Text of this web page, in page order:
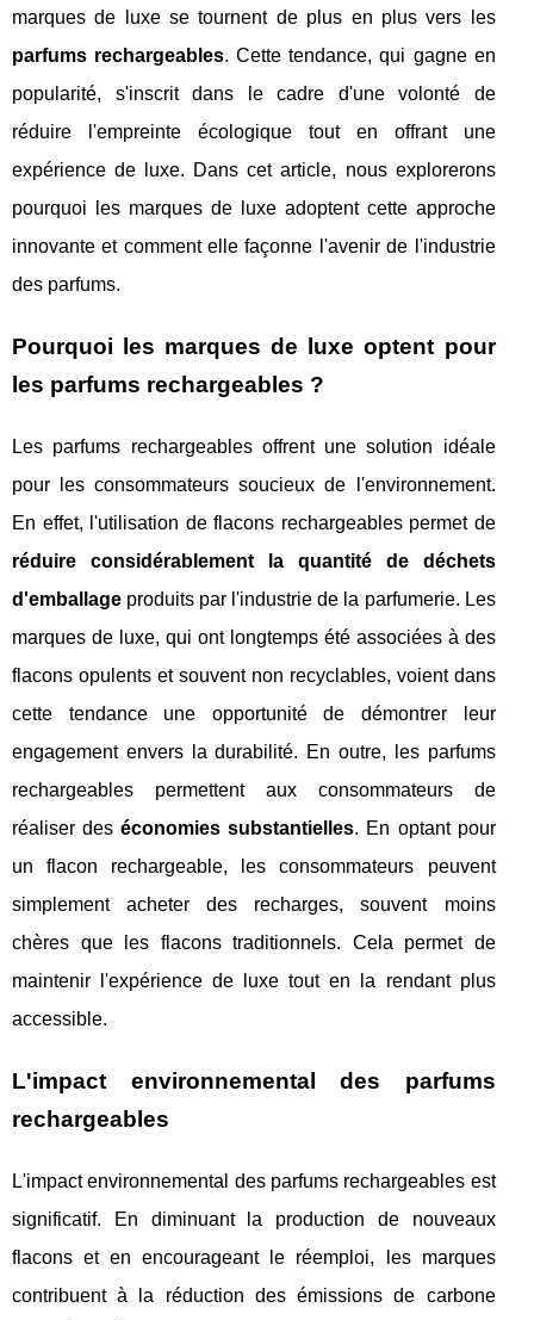
marques de luxe se tournent de plus en plus vers les
parfums rechargeables. Cette tendance, qui gagne en
popularité, s'inscrit dans le cadre d'une volonté de
réduire l'empreinte écologique tout en offrant une
expérience de luxe. Dans cet article, nous explorerons
pourquoi les marques de luxe adoptent cette approche
innovante et comment elle façonne l'avenir de l'industrie
des parfums.
Pourquoi les marques de luxe optent pour
les parfums rechargeables ?
Les parfums rechargeables offrent une solution idéale
pour les consommateurs soucieux de l'environnement.
En effet, l'utilisation de flacons rechargeables permet de
réduire considérablement la quantité de déchets
d'emballage produits par l'industrie de la parfumerie. Les
marques de luxe, qui ont longtemps été associées à des
flacons opulents et souvent non recyclables, voient dans
cette tendance une opportunité de démontrer leur
engagement envers la durabilité. En outre, les parfums
rechargeables permettent aux consommateurs de
réaliser deséconomies substantielles. En optant pour
un flacon rechargeable, les consommateurs peuvent
simplement acheter des recharges, souvent moins
chères que les flacons traditionnels. Cela permet de
maintenir l'expérience de luxe tout en la rendant plus
accessible.
L'impact environnemental des parfums
rechargeables
L'impact environnemental des parfums rechargeables est
significatif. En diminuant la production de nouveaux
flacons et en encourageant le réemploi, les marques
contribuent à la réduction des émissions de carbone